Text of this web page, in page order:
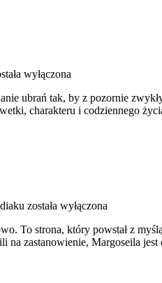
wyłączona
ubrań tak, by z pozornie
charakteru i codziennego
została wyłączona
To strona, który powstał z
zastanowienie, Margoseila